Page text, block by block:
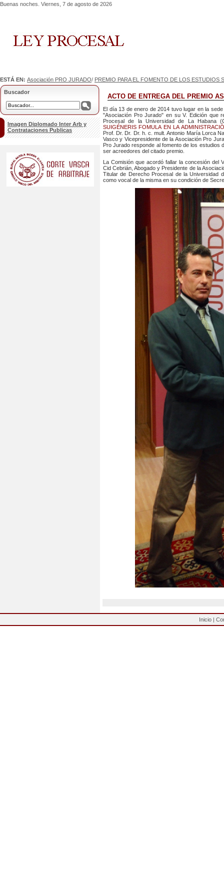
Buenas noches. Viernes, 7 de agosto de 2026
ESTÁ EN: Asociación PRO JURADO/ PREMIO PARA EL FOMENTO DE LOS ESTUDIOS
Buscador
Imagen Diplomado Inter Arb y
Contrataciones Publicas
ACTO DE ENTREGA DEL PREMIO
El día 13 de enero de 2014 tuvo lugar en la
"Asociación Pro Jurado" en su V. Edición que
Procesal de la Universidad de La Habana
SUIGÉNERIS FOMULA EN LA
Prof. Dr. Dr. Dr. h. c. mult. Antonio María Lorca
Vasco y Vicepresidente de la Asociación Pro
Pro Jurado responde al fomento de los estudios
ser acreedores del citado premio.
La Comisión que acordó fallar la concesión del
Cid Cebrián, Abogado y Presidente de la
Titular de Derecho Procesal de la Universidad
como vocal de la misma en su condición de
Inicio |